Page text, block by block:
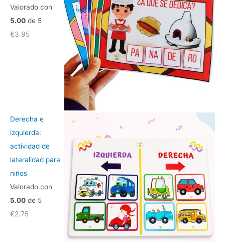
r
:
Valorado con
5.00 de 5
€3.95
Derecha e
izquierda:
actividad de
lateralidad para
niños
Valorado con
5.00 de 5
€2.75